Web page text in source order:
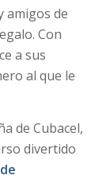
amigos de
Con
a sus
al que le
de Cubacel,
divertido